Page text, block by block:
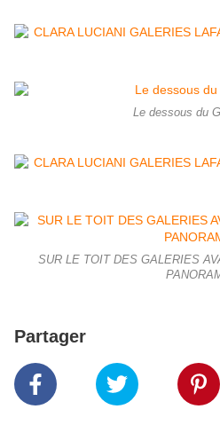
Le dessous du
SUR LE TOIT DES GALERIES
Partager